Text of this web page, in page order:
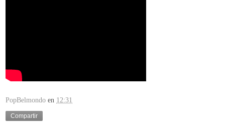
PopBelmondo en 12:31
Compartir